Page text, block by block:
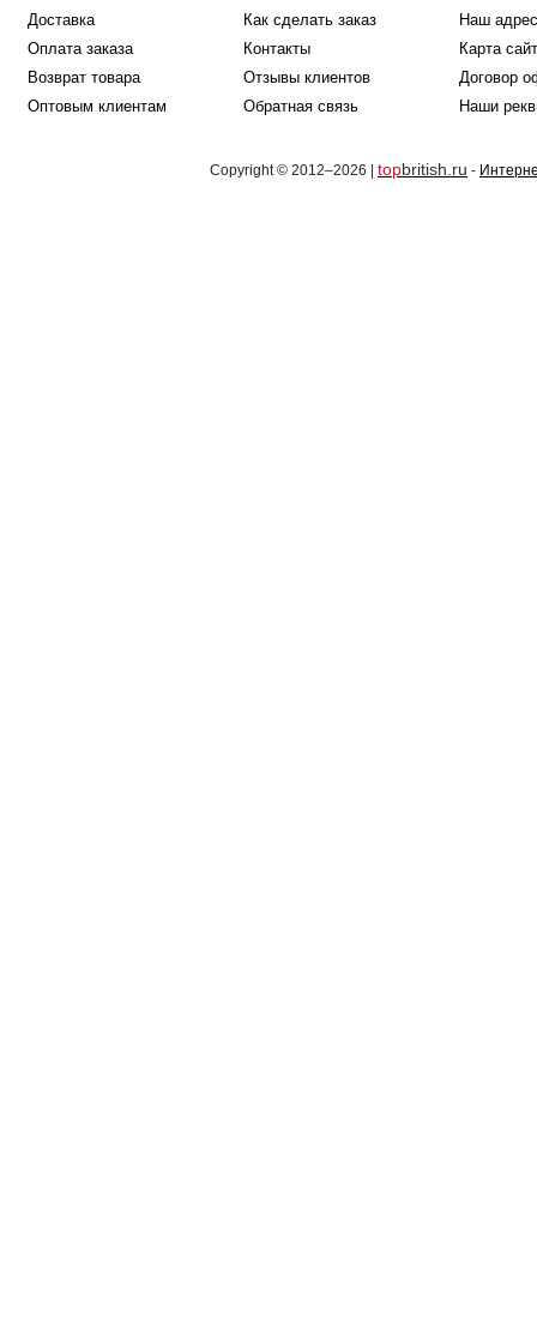
Доставка
Оплата заказа
Возврат товара
Оптовым клиентам
Как сделать заказ
Контакты
Отзывы клиентов
Обратная связь
Наш адрес
Карта
Договор
Наши
Copyright © 2012–2026 | topbritish.ru -